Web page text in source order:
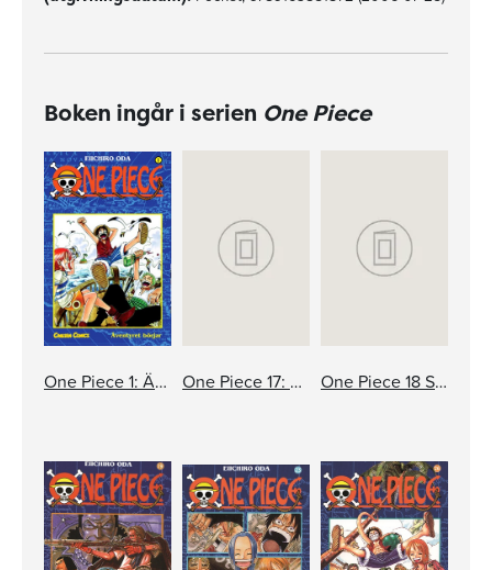
Boken ingår i serien One Piece
One Piece 1: Äventyret börjar One Piece 17: Kampen i snön One Piece 18 Storebror